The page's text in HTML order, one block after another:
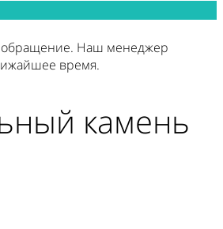
обращение. Наш менеджер
время.
камень